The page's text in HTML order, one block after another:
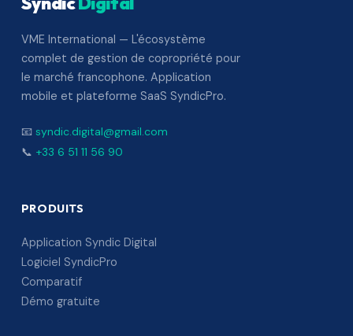
VME International — L'écosystème
complet de gestion de copropriété pour
le marché francophone. Application
mobile et plateforme SaaS SyndicPro.
📧 syndic.digital@gmail.com
📞 +33 6 51 11 56 90
PRODUITS
Application Syndic Digital
Logiciel SyndicPro
Comparatif
Démo gratuite